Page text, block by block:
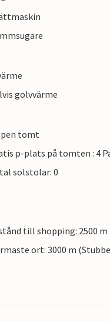
golvvärme
tomt
p-plats på tomten : 4
solstolar: 0
till shopping: 2500 m
ort: 3000 m